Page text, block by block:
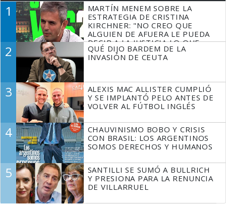
1
MARTÍN MENEM SOBRE LA
ESTRATEGIA DE CRISTINA
KIRCHNER: "NO CREO QUE
ALGUIEN DE AFUERA LE PUEDA
DECIR A LA JUSTICIA LO QUE
TIENE QUE HACER"
2
QUÉ DIJO BARDEM DE LA
INVASIÓN DE CEUTA
3
ALEXIS MAC ALLISTER CUMPLIÓ
Y SE IMPLANTÓ PELO ANTES DE
VOLVER AL FÚTBOL INGLÉS
4
CHAUVINISMO BOBO Y CRISIS
CON BRASIL: LOS ARGENTINOS
SOMOS DERECHOS Y HUMANOS
5
SANTILLI SE SUMÓ A BULLRICH
Y PRESIONA PARA LA RENUNCIA
DE VILLARRUEL